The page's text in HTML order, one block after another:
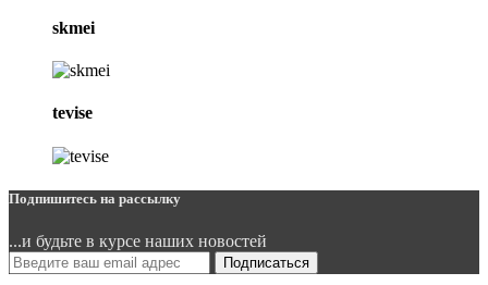
skmei
tevise
Подпишитесь на рассылку
...и будьте в курсе наших новостей
Подписаться